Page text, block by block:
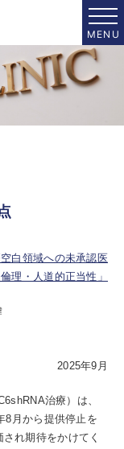
白領域への未承認医
理・人道的正当性」
2025年9月
治療）は、
8月から提供停止を
れ期待をかけてく